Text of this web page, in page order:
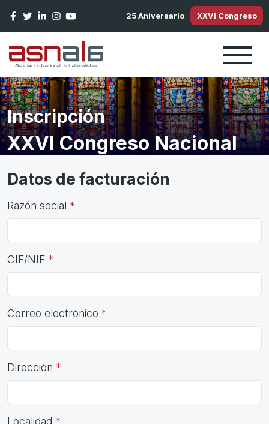
25 Aniversario XXVI Congreso
Inscripción
XXVI Congreso Nacional
Datos de facturación
Razón social
CIF/NIF
Correo electrónico
Dirección
Localidad